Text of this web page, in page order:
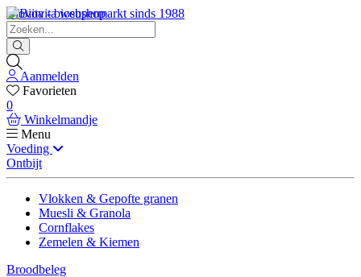
Biovita - biosupermarkt sinds 1988
Aanmelden
Favorieten
0
Winkelmandje
Menu
Voeding
Ontbijt
Vlokken & Gepofte granen
Muesli & Granola
Cornflakes
Zemelen & Kiemen
Broodbeleg